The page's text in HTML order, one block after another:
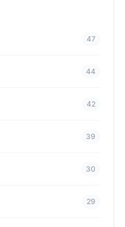
47
44
42
39
30
29